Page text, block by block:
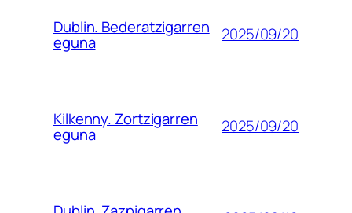
Dublin. Bederatzigarren
eguna 2025/09/20
Kilkenny. Zortzigarren
eguna 2025/09/20